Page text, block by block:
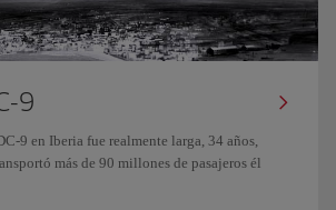
9
9 en Iberia fue realmente larga, 34 años,
más de 90 millones de pasajeros él